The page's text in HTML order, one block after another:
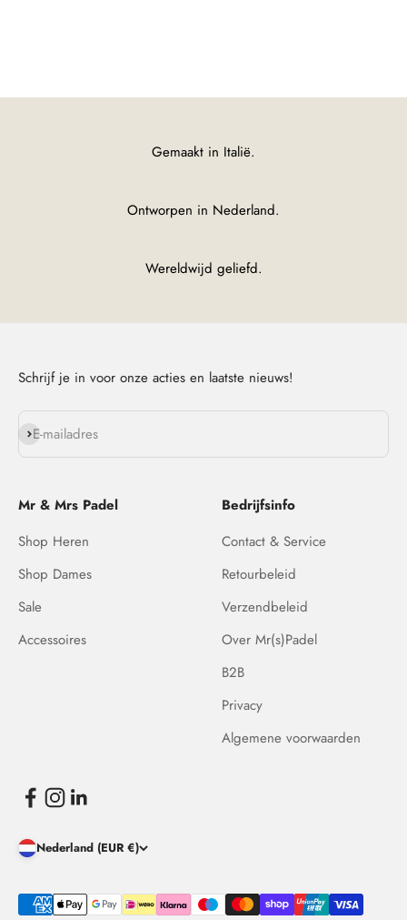
Gemaakt in Italië.
Ontworpen in Nederland.
Wereldwijd geliefd.
Schrijf je in voor onze acties en laatste nieuws!
E-mailadres
Abonneren
Mr & Mrs Padel
Shop Heren
Shop Dames
Sale
Accessoires
Bedrijfsinfo
Contact & Service
Retourbeleid
Verzendbeleid
Over Mr(s)Padel
B2B
Privacy
Algemene voorwaarden
Nederland (EUR €)